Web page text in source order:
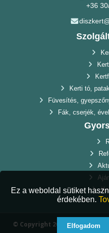
+36
Kerti tó,
Füvesítés,
Fák, cserjék,
© Copyright 2025 Díszkert
Ez a weboldal sütiket
érdekében.
Elfogadom